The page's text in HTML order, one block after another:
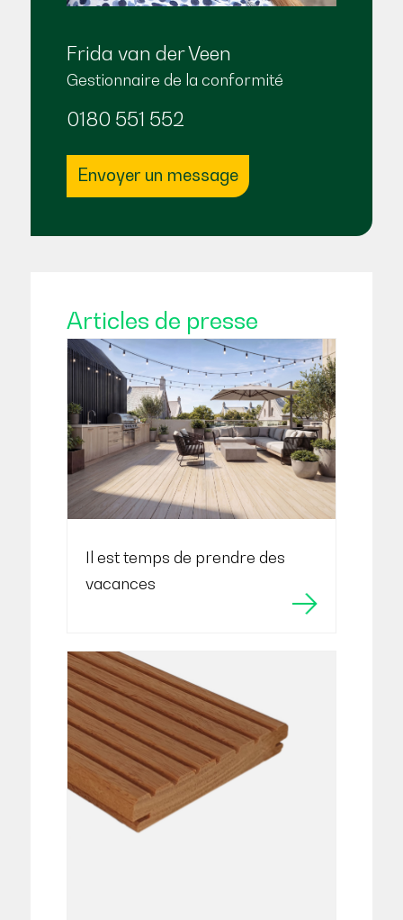
Frida van der Veen
Gestionnaire de la conformité
0180 551 552
Envoyer un message
Articles de presse
Il est temps de prendre des
vacances